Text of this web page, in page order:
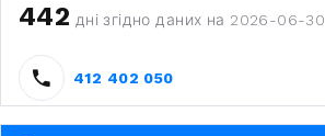
442 дні згідно даних на 2026-06-30
412 402 050